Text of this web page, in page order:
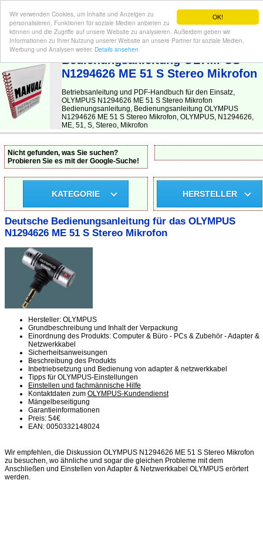
OK!
Wir verwenden Cookies, um Inhalte und Anzeigen zu
personalisieren, Funktionen für soziale Medien anbieten zu
können und die Zugriffe auf unsere Website zu analysieren. Außerdem geben wir
Informationen zu Ihrer Nutzung unserer Website an unsere Partner für soziale Medien,
Werbung und Analysen weiter. Details ansehen
BEDIENUNGSANLEITUNG| Hier finden Sie die deutsche Anleitung!
Bedienungsanleitung OLYMPUS
N1294626 ME 51 S Stereo Mikrofon
Betriebsanleitung und PDF-Handbuch für den Einsatz,
OLYMPUS N1294626 ME 51 S Stereo Mikrofon
Bedienungsanleitung, Bedienungsanleitung OLYMPUS
N1294626 ME 51 S Stereo Mikrofon, OLYMPUS, N1294626,
ME, 51, S, Stereo, Mikrofon
Nicht gefunden, was Sie suchen?
Probieren Sie es mit der Google-Suche!
KATEGORIE HERSTELLER
Deutsche Bedienungsanleitung für das OLYMPUS
N1294626 ME 51 S Stereo Mikrofon
Hersteller: OLYMPUS
Grundbeschreibung und Inhalt der Verpackung
Einordnung des Produkts: Computer & Büro - PCs & Zubehör - Adapter &
Netzwerkkabel
Sicherheitsanweisungen
Beschreibung des Produkts
Inbetriebsetzung und Bedienung von adapter & netzwerkkabel
Tipps für OLYMPUS-Einstellungen
Einstellen und fachmännische Hilfe
Kontaktdaten zum OLYMPUS-Kundendienst
Mängelbeseitigung
Garantieinformationen
Preis: 54€
EAN: 0050332148024
Wir empfehlen, die Diskussion OLYMPUS N1294626 ME 51 S Stereo Mikrofon
zu besuchen, wo ähnliche und sogar die gleichen Probleme mit dem
Anschließen und Einstellen von Adapter & Netzwerkkabel OLYMPUS erörtert
werden.